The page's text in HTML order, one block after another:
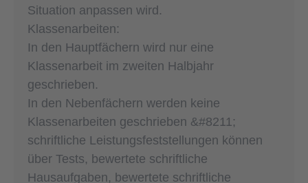
Situation anpassen wird.
Klassenarbeiten:
In den Hauptfächern wird nur eine
Klassenarbeit im zweiten Halbjahr
geschrieben.
In den Nebenfächern werden keine
Klassenarbeiten geschrieben &#8211;
schriftliche Leistungs­feststellungen können
über Tests, bewertete schriftliche
Hausaufgaben, bewertete schriftliche